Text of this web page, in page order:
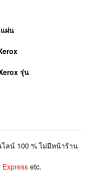
ผ่น
รุ่น
ลน์ 100 % ไม่มีหน้าร้าน
Expressetc.